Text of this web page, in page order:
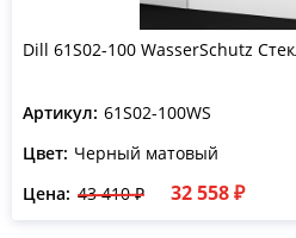
Dill 61S02-100 WasserSchutz
Артикул: 61S02-100WS
Цвет: Черный матовый
Цена: 43 410 ₽ 32 558 ₽